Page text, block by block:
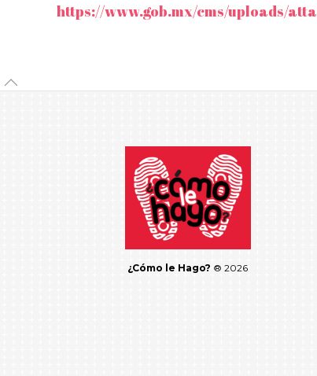
https://www.gob.mx/cms/uploads/
¿Cómo le Hago? ® 2026